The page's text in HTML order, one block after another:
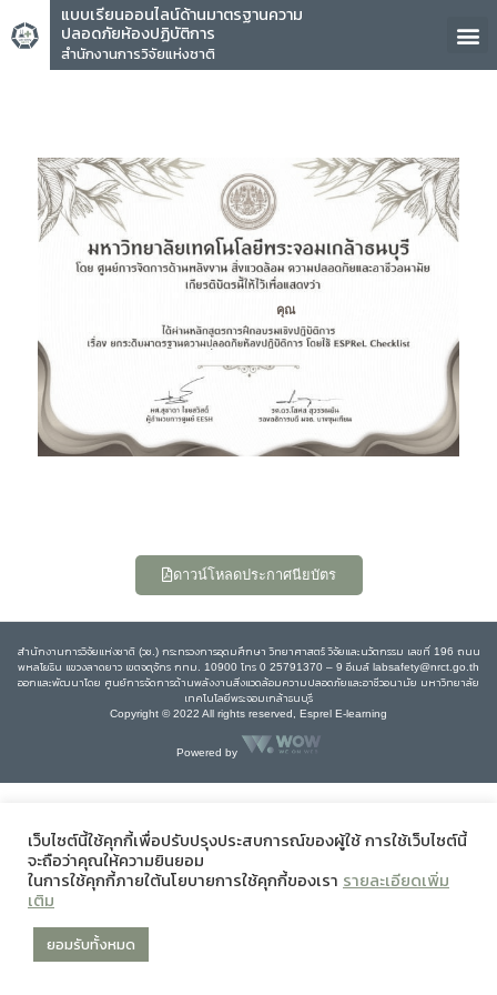
แบบเรียนออนไลน์ด้านมาตรฐานความ
ปลอดภัยห้องปฏิบัติการ
สำนักงานการวิจัยแห่งชาติ
คุณ
ดาวน์โหลดประกาศนียบัตร
สำนักงานการวิจัยแห่งชาติ (วช.) กระทรวงการอุดมศึกษา วิทยาศาสตร์ วิจัยและนวัตกรรม เลขที่ 196 ถนน
พหลโยธิน แขวงลาดยาว เขตจตุจักร กทม. 10900 โทร 0 25791370 – 9 อีเมล์ labsafety@nrct.go.th
ออกและพัฒนาโดย ศูนย์การจัดการด้านพลังงานสิ่งแวดล้อมความปลอดภัยและอาชีวอนามัย มหาวิทยาลัย
เทคโนโลยีพระจอมเกล้าธนบุรี
Copyright © 2022 All rights reserved, Esprel E-learning
Powered by
เว็บไซต์นี้ใช้คุกกี้เพื่อปรับปรุงประสบการณ์ของผู้ใช้ การใช้เว็บไซต์นี้
จะถือว่าคุณให้ความยินยอม
ในการใช้คุกกี้ภายใต้นโยบายการใช้คุกกี้ของเรา รายละเอียดเพิ่ม
เติม
ยอมรับทั้งหมด